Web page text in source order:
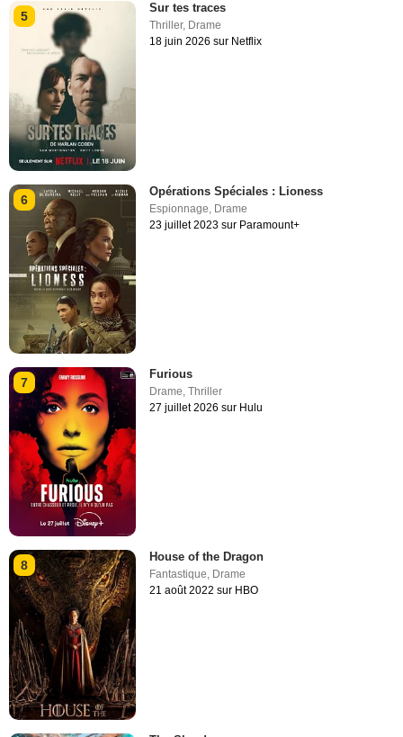
5
Sur tes traces
Thriller, Drame
18 juin 2026 sur Netflix
6
Opérations Spéciales : Lioness
Espionnage Drame
23 juillet 2023 sur Paramount+
7
Furious
Drame,Thriller
27 juillet 2026 sur Hulu
8
House of the Dragon
Fantastique, Drame
21 août 2022 sur HBO